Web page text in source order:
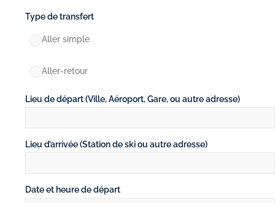
Type de transfert
Aller simple
Aller-retour
Lieu de départ (Ville, Aéroport, Gare, ou autre adresse)
Lieu d’arrivée (Station de ski ou autre adresse)
Date et heure de départ